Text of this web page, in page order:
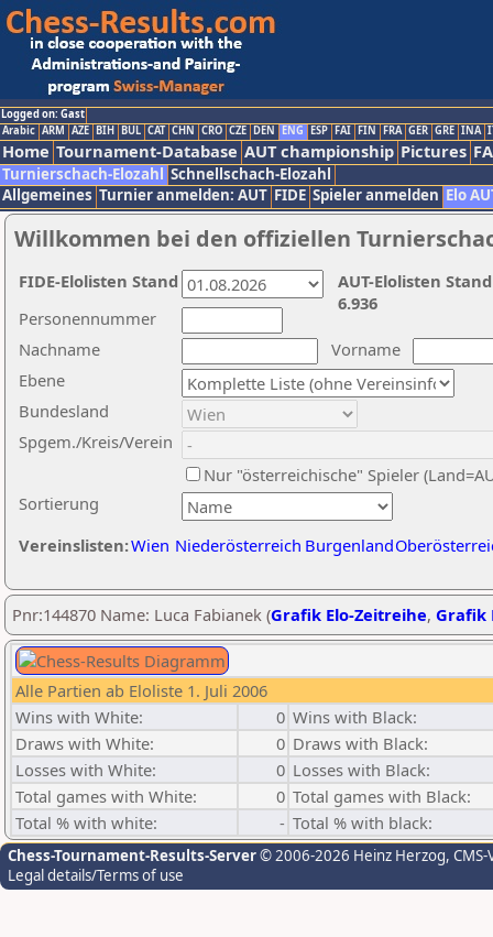
Logged on: Gast
Arabic ARM AZE BIH BUL CAT CHN CRO CZE DEN ENG ESP FAI FIN FRA GER GRE INA
Home Tournament-Database AUT championship Pictures
Turnierschach-Elozahl Schnellschach-Elozahl
Allgemeines Turnier anmelden: AUT FIDE Spieler anmelden Elo
Willkommen bei den offiziellen
Nachname
Vorname
Ebene
Sortierung
Personennummer
Bundesland
Spgem./Kreis/Verein
Nur "österreichische" Spieler
Vereinslisten:Wien Niederösterreich Burgenland
AUT-Elolisten
6.936
FIDE-Elolisten Stand
Pnr:144870 Name: Luca Fabianek (Grafik Elo-Zeitreihe, Grafik
Alle Partien ab Eloliste 1. Juli 2006
Wins with White:
0 Wins with Black:
Draws with White:
0 Draws with Black:
Losses with White:
0 Losses with Black:
Total games with White:
0 Total games with Black:
Total % with white:
- Total % with black:
Chess-Tournament-Results-Server© 2006-2026 Heinz Herzog,
Legal details/Terms of use